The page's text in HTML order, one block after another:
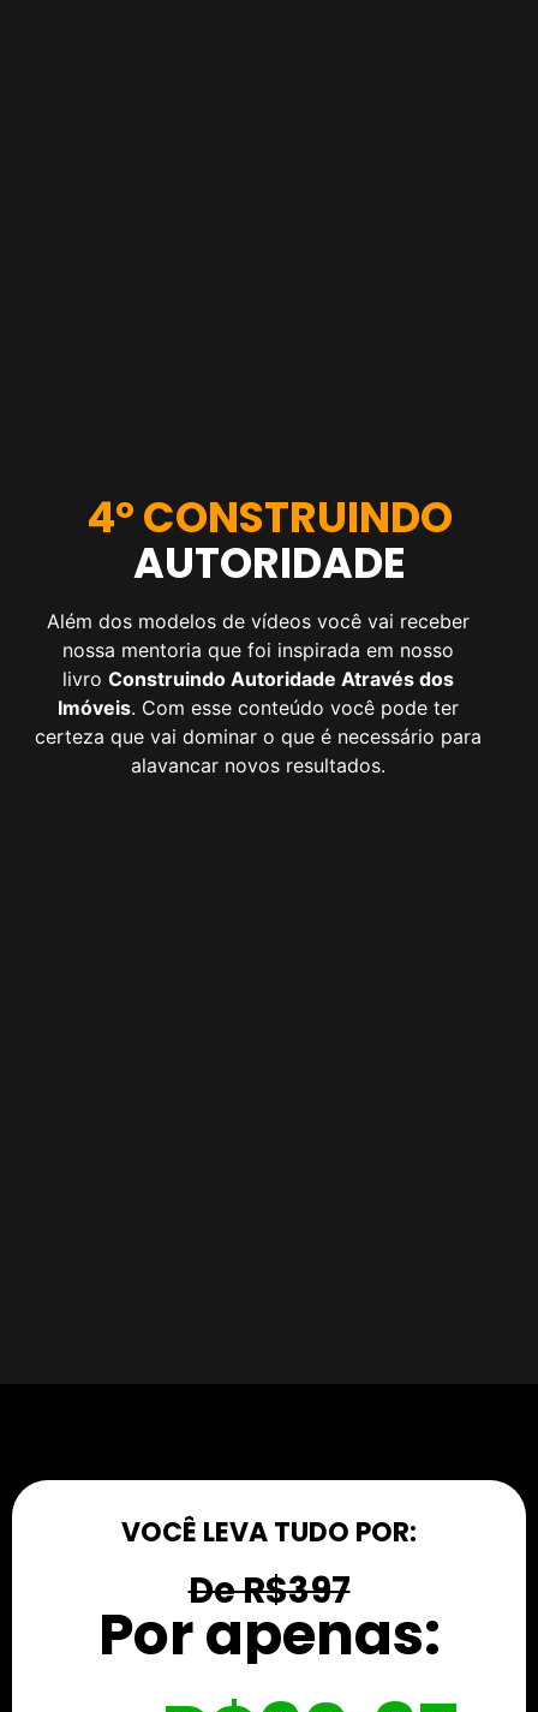
4º CONSTRUINDO
AUTORIDADE
Além dos modelos de vídeos você vai receber
nossa mentoria que foi inspirada em nosso
livroConstruindo Autoridade Através dos
Imóveis. Com esse conteúdo você pode ter
certeza que vai dominar o que é necessário para
alavancar novos resultados.
VOCÊ LEVA TUDO POR:
De R$397
Por apenas: